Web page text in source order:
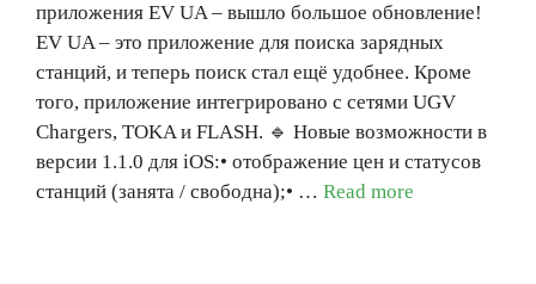
приложения EV UA – вышло большое обновление!
EV UA – это приложение для поиска зарядных
станций, и теперь поиск стал ещё удобнее. Кроме
того, приложение интегрировано с сетями UGV
Chargers, TOKA и FLASH. 🔹 Новые возможности в
версии 1.1.0 для iOS:• отображение цен и статусов
станций (занята / свободна);• … Read more